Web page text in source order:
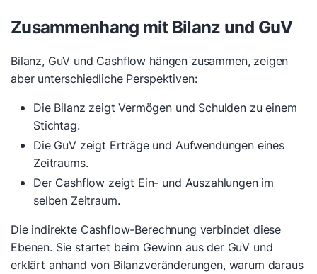
Zusammenhang mit Bilanz und GuV
Bilanz, GuV und Cashflow hängen zusammen, zeigen
aber unterschiedliche Perspektiven:
Die Bilanz zeigt Vermögen und Schulden zu einem
Stichtag.
Die GuV zeigt Erträge und Aufwendungen eines
Zeitraums.
Der Cashflow zeigt Ein- und Auszahlungen im
selben Zeitraum.
Die indirekte Cashflow-Berechnung verbindet diese
Ebenen. Sie startet beim Gewinn aus der GuV und
erklärt anhand von Bilanzveränderungen, warum daraus